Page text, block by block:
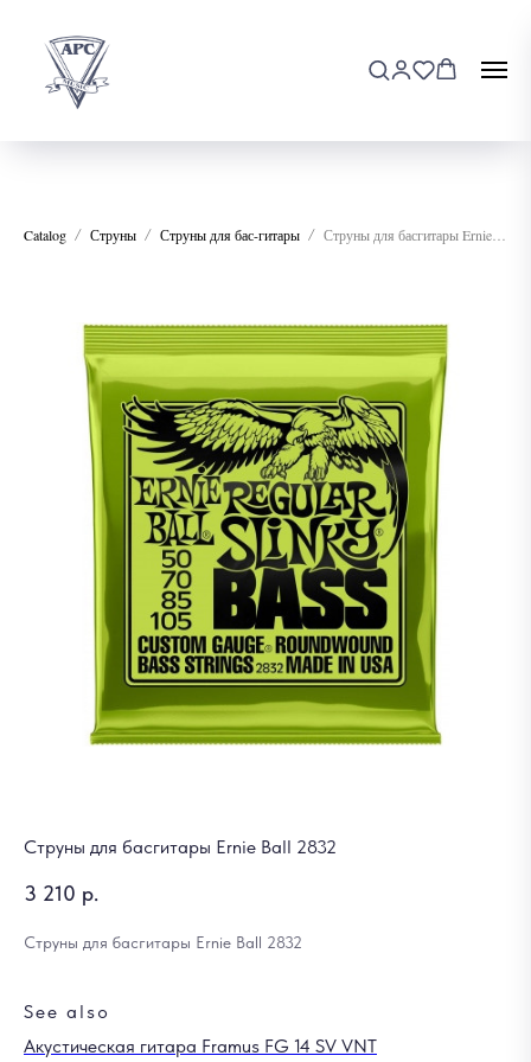
Catalog Струны Струны для бас-гитары
Струны для басгитары Ernie Ball 2832
3 210 р.
Струны для басгитары Ernie Ball 2832
See also
Акустическая гитара Framus FG 14 SV VNT